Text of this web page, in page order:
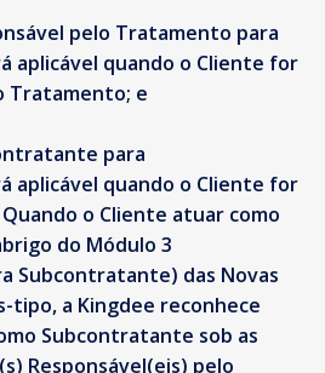
pelo Tratamento para
aplicável quando o Cliente for
Tratamento; e
para
aplicável quando o Cliente for
o Cliente atuar como
do Módulo 3
Subcontratante) das Novas
tipo, a Kingdee reconhece
Subcontratante sob as
Responsável(eis) pelo